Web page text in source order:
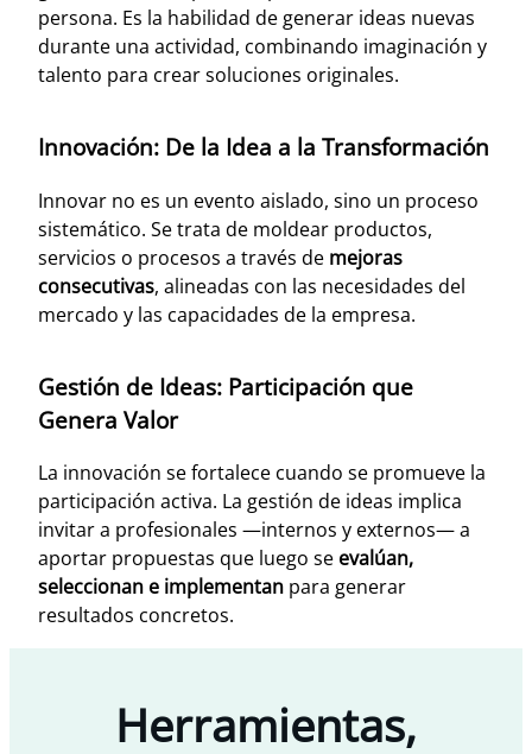
persona. Es la habilidad de generar ideas nuevas
durante una actividad, combinando imaginación y
talento para crear soluciones originales.
Innovación: De la Idea a la Transformación
Innovar no es un evento aislado, sino un proceso
sistemático. Se trata de moldear productos,
servicios o procesos a través de mejoras
consecutivas, alineadas con las necesidades del
mercado y las capacidades de la empresa.
Gestión de Ideas: Participación que
Genera Valor
La innovación se fortalece cuando se promueve la
participación activa. La gestión de ideas implica
invitar a profesionales —internos y externos— a
aportar propuestas que luego se evalúan,
seleccionan e implementan para generar
resultados concretos.
Herramientas,